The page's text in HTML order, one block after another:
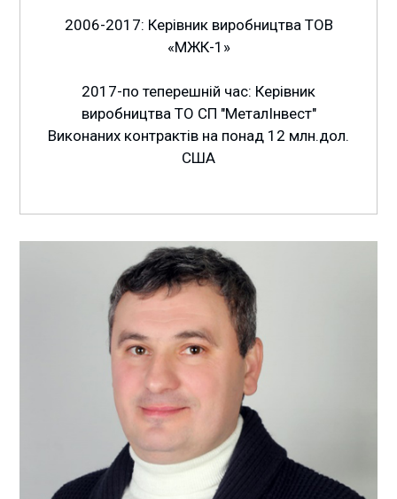
2006-2017: Керівник виробництва ТОВ
«МЖК-1»
2017-по теперешній час: Керівник
виробництва ТО СП "МеталIнвест"
Виконаних контрактів на понад 12 млн.дол.
США